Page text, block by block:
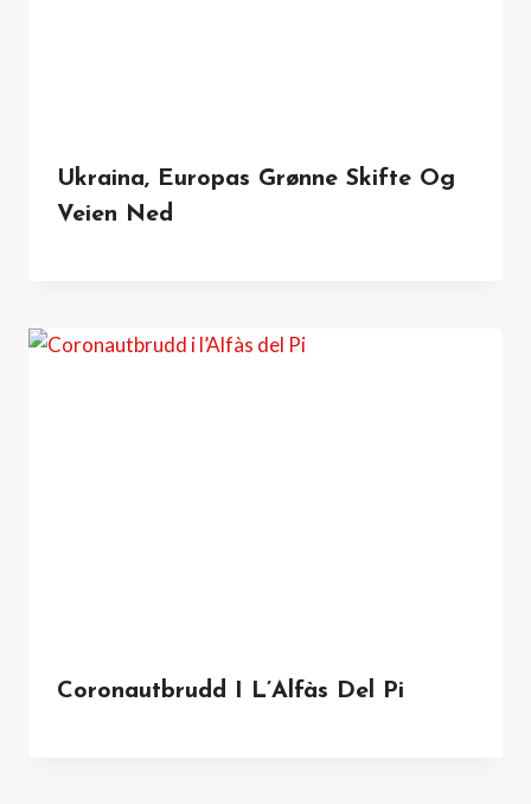
Ukraina, Europas Grønne Skifte Og
Veien Ned
Coronautbrudd I L’Alfàs Del Pi